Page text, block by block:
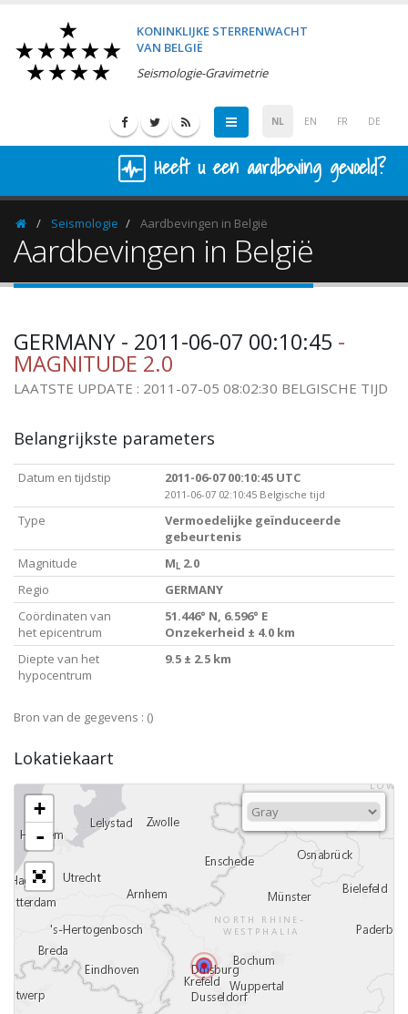
KONINKLIJKE STERRENWACHT
VAN BELGIË
Seismologie-Gravimetrie
NL EN FR DE
Heeft u een aardbeving gevoeld?
HomepageSeismologie Aardbevingen in België
Aardbevingen in België
GERMANY - 2011-06-07 00:10:45 -
MAGNITUDE 2.0
LAATSTE UPDATE : 2011-07-05 08:02:30 BELGISCHE TIJD
Belangrijkste parameters
Datum en tijdstip 2011-06-07 00:10:45 UTC
2011-06-07 02:10:45 Belgische tijd
Type
Vermoedelijke geïnduceerde
gebeurtenis
Magnitude
M L 2.0
Regio
GERMANY
Coördinaten van
het epicentrum
51.446° N, 6.596° E
Onzekerheid ± 4.0 km
Diepte van het
hypocentrum
9.5 ± 2.5 km
Bron van de gegevens : ()
Lokatiekaart
+
-